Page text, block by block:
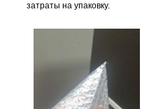
затраты на упаковку.